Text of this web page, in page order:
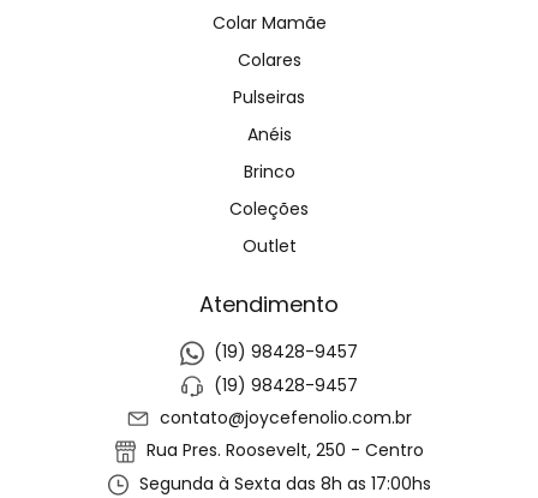
Colar Mamãe
Colares
Pulseiras
Anéis
Brinco
Coleções
Outlet
Atendimento
(19) 98428-9457
(19) 98428-9457
contato@joycefenolio.com.br
Rua Pres. Roosevelt, 250 - Centro
Segunda à Sexta das 8h as 17:00hs